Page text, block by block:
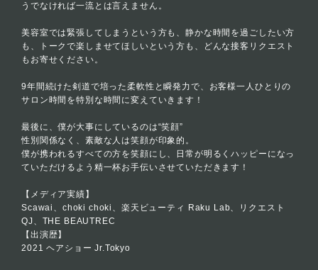
うでなければ一流とは言えません。
美容室では緊張してしまうという方も、静かな時間を過ごしたい方
も、トークで楽しませてほしいという方も、どんな接客リクエスト
もお寄せください。
9年間続けた剣道で培った柔軟性と瞬発力で、お客様一人ひとりの
サロン時間を特別な時間に変えていきます！
最後に、僕が大事にしているのは“笑顔”
性別関係なく、素敵な人は笑顔が印象的。
僕が携われるすべての方を笑顔にし、日常が明るくハッピーになっ
ていただけるよう精一杯お手伝いさせていただきます！
【メディア実績】
Scawai、choki choki、楽天ビューティ Raku Lab、リクエスト
QJ、THE BEAUTREC
【出演歴】
2021 ヘアショー Jr.Tokyo